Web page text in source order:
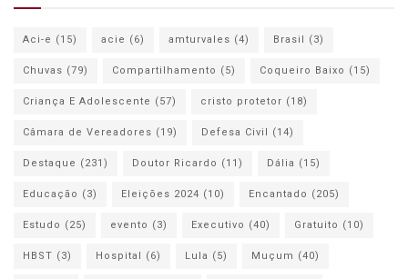
Aci-e (15) acie (6) amturvales (4) Brasil (3)
Chuvas (79) Compartilhamento (5) Coqueiro Baixo (15)
Criança E Adolescente (57) cristo protetor (18)
Câmara de Vereadores (19) Defesa Civil (14)
Destaque (231) Doutor Ricardo (11) Dália (15)
Educação (3) Eleições 2024 (10) Encantado (205)
Estudo (25) evento (3) Executivo (40) Gratuito (10)
HBST (3) Hospital (6) Lula (5) Muçum (40)